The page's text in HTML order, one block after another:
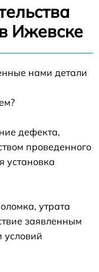
Ижевске
нами детали
дефекта,
проведенного
установка
утрата
заявленным
условий